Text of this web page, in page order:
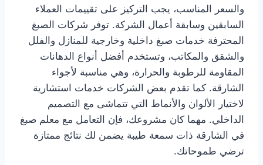
والسعر المناسب، يجب التركيز على تقييمات العملاء
السابقين وسابقة أعمال الشركة. توفر شركات الصبغ
المحترفة خدمات صبغ داخلية وخارجية للمنازل والفلل
والشقق والمكاتب، وتستخدم أفضل أنواع الدهانات
المقاومة للرطوبة والحرارة، وهي مناسبة لأجواء
الشارقة. كما تقدم بعض الشركات خدمات استشارية
لاختيار الألوان والأنماط التي تتماشى مع التصميم
الداخلي. مهما كان مشروعك، فإن التعامل مع معلم صبغ
في الشارقة ذات سمعة طيبة يضمن لك نتائج ممتازة
ترضي طموحاتك.